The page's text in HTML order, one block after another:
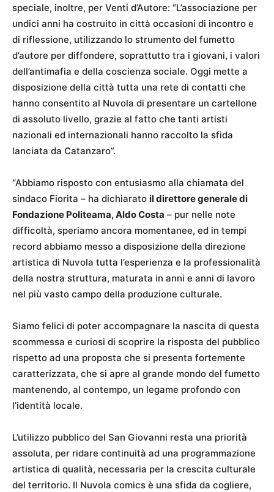
speciale, inoltre, per Venti d’Autore: “L’associazione per
undici anni ha costruito in città occasioni di incontro e
di riflessione, utilizzando lo strumento del fumetto
d’autore per diffondere, soprattutto tra i giovani, i valori
dell’antimafia e della coscienza sociale. Oggi mette a
disposizione della città tutta una rete di contatti che
hanno consentito al Nuvola di presentare un cartellone
di assoluto livello, grazie al fatto che tanti artisti
nazionali ed internazionali hanno raccolto la sfida
lanciata da Catanzaro”.
“Abbiamo risposto con entusiasmo alla chiamata del
sindaco Fiorita – ha dichiarato il direttore generale di
Fondazione Politeama, Aldo Costa – pur nelle note
difficoltà, speriamo ancora momentanee, ed in tempi
record abbiamo messo a disposizione della direzione
artistica di Nuvola tutta l’esperienza e la professionalità
della nostra struttura, maturata in anni e anni di lavoro
nel più vasto campo della produzione culturale.
Siamo felici di poter accompagnare la nascita di questa
scommessa e curiosi di scoprire la risposta del pubblico
rispetto ad una proposta che si presenta fortemente
caratterizzata, che si apre al grande mondo del fumetto
mantenendo, al contempo, un legame profondo con
l’identità locale.
L’utilizzo pubblico del San Giovanni resta una priorità
assoluta, per ridare continuità ad una programmazione
artistica di qualità, necessaria per la crescita culturale
del territorio. Il Nuvola comics è una sfida da cogliere,